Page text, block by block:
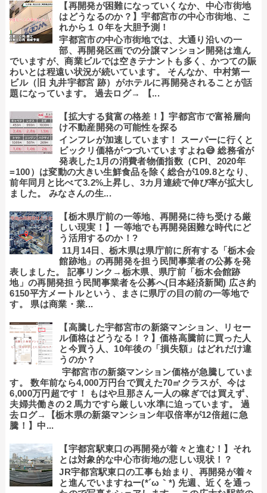
【再開発が困難になっていくなか、中心市街地
はどうなるのか？】宇都宮市の中心市街地、こ
れから１０年を大胆予測！
宇都宮市の中心市街地では、大通り沿いの一
部、再開発区画での分譲マンション開発は進ん
でいますが、商業ビルでは空きテナントも多く、かつての賑
わいとは程遠い状況が続いています。 そんなか、中村第一
ビル（旧 丸井宇都宮 跡）がホテルに再開発されることが話
題になっています。 過去ログ→ 【...
【拡大する貧富の格差！】宇都宮市で富裕層向
け不動産開発の可能性を探る
インフレが加速しています！ スーパーに行くと
ビックリ価格がつづいていますよね😅 総務省が
発表した1月の消費者物価指数（CPI、2020年
=100）は変動の大きい生鮮食品を除く総合が109.8となり、
前年同月と比べて3.2%上昇し、3カ月連続で伸び率が拡大し
ました。 みなさんの生...
【栃木県庁前の一等地、再開発に待ち受ける厳
しい現実！】一等地でも再開発困難な時代にど
う活用するのか！?
11月14日、栃木県は県庁前に所有する「栃木会
館跡地」の再開発を担う民間事業者の公募を発
表しました。 記事リンク→栃木県、県庁前「栃木会館跡
地」の再開発担う民間事業者を公募へ(日本経済新聞) 広さ約
6150平方メートルという、まさに県庁の目の前の一等地で
す。 県は商業・業...
【高騰した宇都宮市の新築マンション、リセー
ル価格はどうなる！？】価格高騰前に買った人
と今買う人、10年後の「損失額」はどれだけ違
うのか？
宇都宮市の新築マンション価格が急騰していま
す。 数年前なら4,000万円台で買えた70㎡クラスが、今は
6,000万円超です！ もはや旦那さん一人の稼ぎでは買えず、
夫婦共働きの２馬力ですら厳しい水準に迫っています。 過
去ログ→【栃木県の新築マンション年収倍率が12倍超に急
騰！】中...
【宇都宮駅東口の再開発が着々と進む！】それ
とは対象的な中心市街地の悲しい現状！？
JR宇都宮駅東口の工事も始まり、再開発が着々
と進んでいますねー(*´ω｀*) 先週、近くを通っ